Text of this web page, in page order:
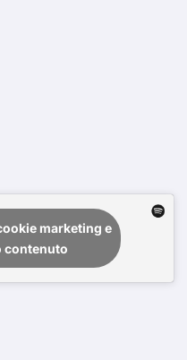
marketing e
contenuto